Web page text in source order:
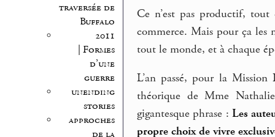
traversée de
Buffalo
2011
| Formes
d’une
guerre
unending
stories
approches
de la
Ce n’est pas productif,
commerce. Mais pour ça les
tout le monde, et à chaque
L’an passé, pour la
théorique de Mme
gigantesque phrase : Les
propre choix de vivre